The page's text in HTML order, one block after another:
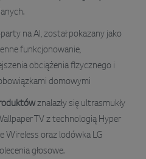
na AI, został pokazany jako
funkcjonowanie,
obciążenia fizycznego i
domowymi
znalazły się ultrasmukły
TV z technologią Hyper
Wireless oraz lodówka LG
głosowe.